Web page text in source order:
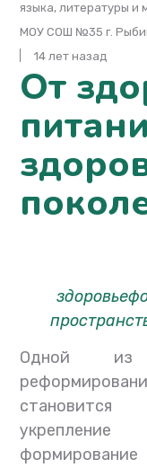
языка, литературы и
МОУ СОШ №35 г.
14 лет назад
От
Одной из